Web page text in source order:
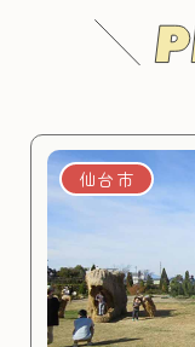
仙台市